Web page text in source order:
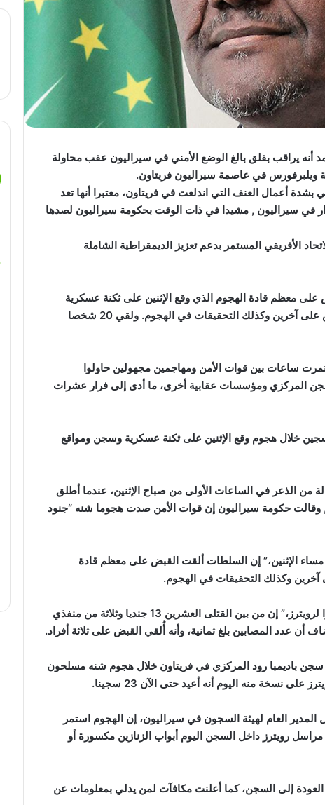
يراقب بقلق بالغ الوضع الأمني ​​في سيراليون عقب محاولة
ويلبرفورس في عاصمة سيراليون فريتاون.
أعمال العنف التي اندلعت في فريتاون، معتبرا أنها تعد
في سيراليون , مشيدا في ذات الوقت بحكومة سيراليون لصدها
الأفريقي المستمر بدعم تعزيز الديمقراطية الشاملة
معظم قادة الهجوم الذي وقع الإثنين على ثكنة عسكرية
وسجن، مشيره إلي أن العمليات الأمنية جارية للقبض على آخرين وكذلك التحقيقات في الهجوم. ولقي 20 شخصا
ساعات بين قوات الأمن ومهاجمين مجهولين حاولوا
المركزي ومؤسسات عقابية أخرى، ما أدى إلى فرار عشرات
مسؤولون إن 20 شخصا قتلوا وفر نحو 2000 سجين خلال هجوم وقع الإثنين على ثكنة عسكرية وسجن ومواقع
من الذعر في الساعات الأولى من صباح الإثنين، عندما أطلق
, وقالت حكومة سيراليون إن قوات الأمن صدت هجوما شنه “جنود
الإثنين،” إن السلطات ألقت القبض على معظم قادة
آخرين وكذلك التحقيقات في الهجوم.
وقال المتحدث باسم الجيش الكولونيل عيسى بانجورا لرويترز،” إن من بين القتلى العشرين 13 جنديا وثلاثة من منفذي
عدد المصابين بلغ ثمانية، وأنه أُلقي القبض على ثلاثة أفراد.
بأن نحو 1890 سجينا فروا من سجن باديمبا رود المركزي في فريتاون خلال هجوم شنه مسلحون
نسخة منه اليوم أنه أعيد حتى الآن 23 سجينا.
العام لهيئة السجون في سيراليون، إن الهجوم استمر
رويترز داخل السجن اليوم أبواب الزنازين مكسورة أو
إلى السجن، كما أعلنت مكافآت لمن يدلي بمعلومات عن